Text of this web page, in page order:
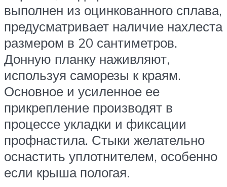
выполнен из оцинкованного сплава,
предусматривает наличие нахлеста
размером в 20 сантиметров.
Донную планку наживляют,
используя саморезы к краям.
Основное и усиленное ее
прикрепление производят в
процессе укладки и фиксации
профнастила. Стыки желательно
оснастить уплотнителем, особенно
если крыша пологая.